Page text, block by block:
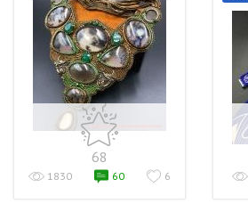
68
1830 60 6